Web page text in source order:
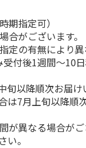
中元＞やまや無
＜お
指定可）
がございます。
定の有無により異
付後1週間～10
旬以降順次お届け
は7月上旬以降順
が異なる場合が
。